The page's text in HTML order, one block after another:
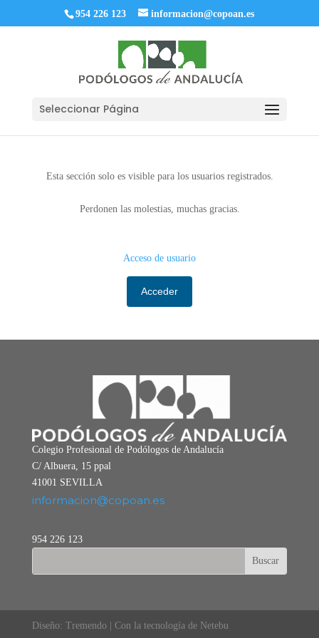
954 226 123 informacion@copoan.es
Seleccionar Página
Esta sección solo es visible para los usuarios registrados.
Perdonen las molestias, muchas gracias.
Acceso de usuario
Acceder
Colegio Profesional de Podólogos de Andalucía
C/ Albuera, 15 ppal
41001 SEVILLA
informacion@copoan.es
954 226 123
Diseño: Tremendo | Con la tecnología de Netebu